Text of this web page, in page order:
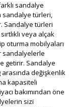
sandalye
sandalye türleri,
Sandalye türleri
veya alçak
oturma mobilyaları
sandalyelerle
getirir. Sandalye
arasında değişkenlik
kapasiteli
bakımından öne
sizi